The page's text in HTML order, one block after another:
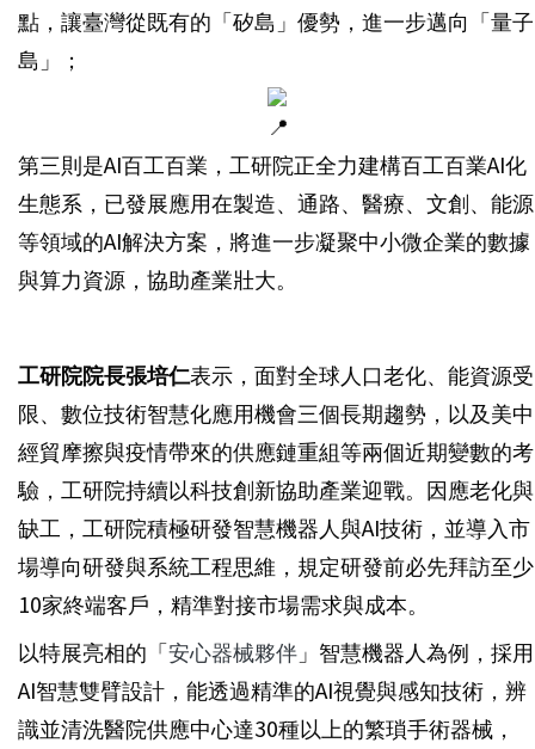
點，讓臺灣從既有的「矽島」優勢，進一步邁向「量子
島」；
第三則是AI百工百業，工研院正全力建構百工百業AI化
生態系，已發展應用在製造、通路、醫療、文創、能源
等領域的AI解決方案，將進一步凝聚中小微企業的數據
與算力資源，協助產業壯大。
工研院院長張培仁表示，面對全球人口老化、能資源受
限、數位技術智慧化應用機會三個長期趨勢，以及美中
經貿摩擦與疫情帶來的供應鏈重組等兩個近期變數的考
驗，工研院持續以科技創新協助產業迎戰。因應老化與
缺工，工研院積極研發智慧機器人與AI技術，並導入市
場導向研發與系統工程思維，規定研發前必先拜訪至少
10家終端客戶，精準對接市場需求與成本。
以特展亮相的「安心器械夥伴 」智慧機器人為例，採用
AI智慧雙臂設計，能透過精準的AI視覺與感知技術，辨
識並清洗醫院供應中心達30種以上的繁瑣手術器械，